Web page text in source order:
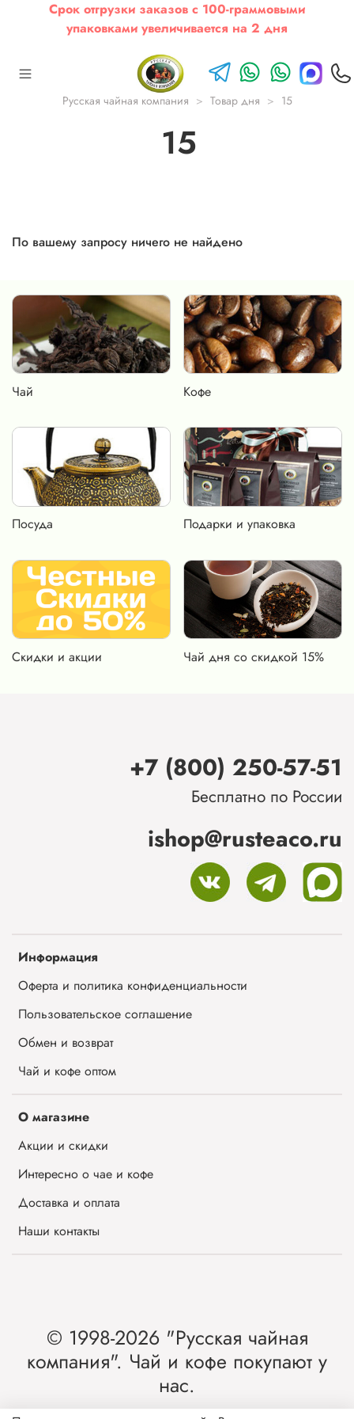
Срок отгрузки заказов с 100-граммовыми
упаковками увеличивается на 2 дня
Русская чайная компания Товар дня 15
15
По вашему запросу ничего не найдено
Чай Кофе
Посуда Подарки и упаковка
Скидки и акции Чай дня со скидкой 15%
Информация
Оферта и политика конфиденциальности
Пользовательское соглашение
Обмен и возврат
Чай и кофе оптом
О магазине
Акции и скидки
Интересно о чае и кофе
Доставка и оплата
Наши контакты
+7 (800) 250-57-51
Бесплатно по России
ishop@rusteaco.ru
© 1998-2026 "Русская чайная
компания". Чай и кофе покупают у
нас.